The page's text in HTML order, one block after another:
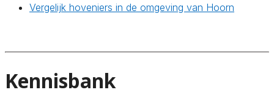
Vergelijk hoveniers in de omgeving van Hoorn
Kennisbank